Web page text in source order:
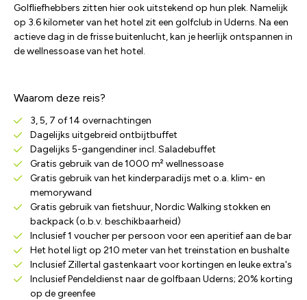
Golfliefhebbers zitten hier ook uitstekend op hun plek. Namelijk
op 3.6 kilometer van het hotel zit een golfclub in Uderns. Na een
actieve dag in de frisse buitenlucht, kan je heerlijk ontspannen in
de wellnessoase van het hotel.
Waarom deze reis?
3, 5, 7 of 14 overnachtingen
Dagelijks uitgebreid ontbijtbuffet
Dagelijks 5-gangendiner incl. Saladebuffet
Gratis gebruik van de 1000 m² wellnessoase
Gratis gebruik van het kinderparadijs met o.a. klim- en
memorywand
Gratis gebruik van fietshuur, Nordic Walking stokken en
backpack (o.b.v. beschikbaarheid)
Inclusief 1 voucher per persoon voor een aperitief aan de bar
Het hotel ligt op 210 meter van het treinstation en bushalte
Inclusief Zillertal gastenkaart voor kortingen en leuke extra's
Inclusief Pendeldienst naar de golfbaan Uderns; 20% korting
op de greenfee